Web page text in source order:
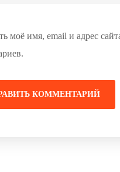
моё имя, email и адрес